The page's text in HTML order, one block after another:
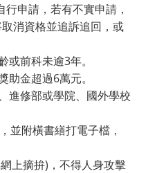
申請，若有不實申請，
消資格並追訴追回，或
或前科未逾3年。
助金超過6萬元。
進修部或學院、國外學校
並附橫書繕打電子檔，
上摘拚)，不得人身攻擊